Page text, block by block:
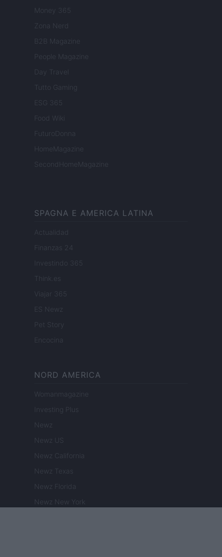
Money 365
Zona Nerd
B2B Magazine
People Magazine
Day Travel
Tutto Gaming
ESG 365
Food Wiki
FuturoDonna
HomeMagazine
SecondHomeMagazine
SPAGNA E AMERICA LATINA
Actualidad
Finanzas 24
Investindo 365
Think.es
Viajar 365
ES Newz
Pet Story
Encocina
NORD AMERICA
Womanmagazine
Investing Plus
Newz
Newz US
Newz California
Newz Texas
Newz Florida
Newz New York